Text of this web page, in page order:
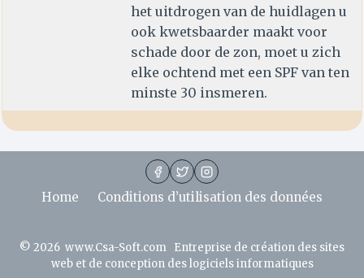
het uitdrogen van de huidlagen u
ook kwetsbaarder maakt voor
schade door de zon, moet u zich
elke ochtend met een SPF van ten
minste 30 insmeren.
Home Conditions d’utilisation des données
© 2026 www.Csa-Soft.com Entreprise de création des sites
web et de conception des logiciels informatiques